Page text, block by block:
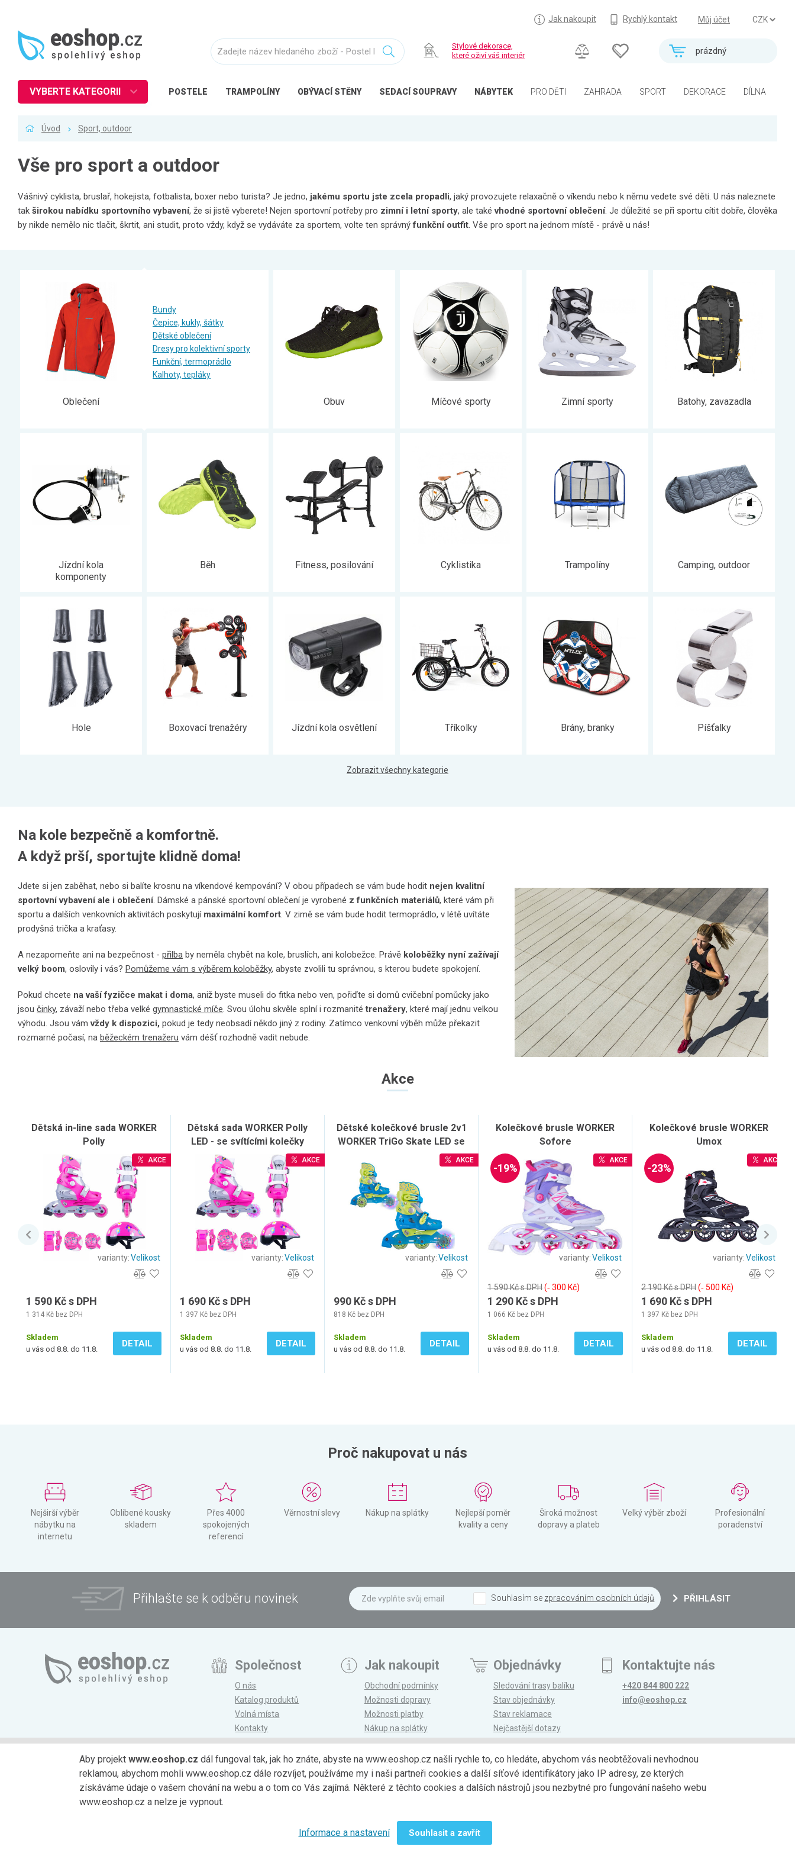
Můj účet
Jak nakoupit Rychlý kontakt
prázdný
Stylové dekorace,
které oživí váš interiér
POSTELE TRAMPOLÍNY OBÝVACÍ STĚNY SEDACÍ SOUPRAVY NÁBYTEK PRO DĚTI ZAHRADA SPORT DEKORACE DÍLNA
VYBERTE KATEGORII
Obývací pokoj
Dětské zboží
Předsíň a chodba
Balkon a terasa
Dílna
Auto-moto
Dekorace
Textil, koberce
Trampolíny
Úvod Sport, outdoor
Vše pro sport a outdoor
Vášnivý cyklista, bruslař, hokejista, fotbalista, boxer nebo turista? Je jedno, jakému sportu jste zcela propadli, jaký provozujete relaxačně o víkendu nebo k němu vedete své děti. U nás naleznete
tak širokou nabídku sportovního vybavení, že si jistě vyberete! Nejen sportovní potřeby pro zimní i letní sporty, ale také vhodné sportovní oblečení. Je důležité se při sportu cítit dobře, člověka
by nikde nemělo nic tlačit, škrtit, ani studit, proto vždy, když se vydáváte za sportem, volte ten správnýfunkční outfit. Vše pro sport na jednom místě - právě u nás!
Oblečení
Bundy
Čepice, kukly, šátky
Dětské oblečení
Dresy pro kolektivní sporty
Funkční, termoprádlo
Kalhoty, tepláky
Obuv Míčové sporty Zimní sporty Batohy, zavazadla
Jízdní kola
komponenty
Běh Fitness, posilování Cyklistika Trampolíny Camping, outdoor
Hole Boxovací trenažéry Jízdní kola osvětlení Tříkolky Brány, branky Píšťalky
Zobrazit všechny kategorie
Na kole bezpečně a komfortně.
A když prší, sportujte klidně doma!
Jdete si jen zaběhat, nebo si balíte krosnu na víkendové kempování? V obou případech se vám bude hodit nejen kvalitní
sportovní vybavení ale i oblečení. Dámské a pánské sportovní oblečení je vyrobené z funkčních materiálů, které vám při
sportu a dalších venkovních aktivitách poskytují maximální komfort. V zimě se vám bude hodit termoprádlo, v létě uvítáte
prodyšná trička a kraťasy.
A nezapomeňte ani na bezpečnost - přilba by neměla chybět na kole, bruslích, ani kolobežce. Právě koloběžky nyní zažívají
velký boom, oslovily i vás? Pomůžeme vám s výběrem koloběžky, abyste zvolili tu správnou, s kterou budete spokojení.
Pokud chcete na vaší fyzičce makat i doma, aniž byste museli do fitka nebo ven, pořiďte si domů cvičební pomůcky jako
jsou činky, závaží nebo třeba velké gymnastické míče. Svou úlohu skvěle splní i rozmanitétrenažery, které mají jednu velkou
výhodu. Jsou vámvždy k dispozici, pokud je tedy neobsadí někdo jiný z rodiny. Zatímco venkovní výběh může překazit
rozmarné počasí, na běžeckém trenažeru vám déšť rozhodně vadit nebude.
Akce
Dětská in-line sada WORKER
Polly
AKCE
varianty:Velikost
1 590 Kč s DPH
1 314 Kč bez DPH
Skladem
u vás od 8.8. do 11.8.
DETAIL
Dětská sada WORKER Polly
LED - se svítícími kolečky
AKCE
varianty:Velikost
1 690 Kč s DPH
1 397 Kč bez DPH
Skladem
u vás od 8.8. do 11.8.
DETAIL
Dětské kolečkové brusle 2v1
WORKER TriGo Skate LED se
AKCE
varianty:Velikost
990 Kč s DPH
818 Kč bez DPH
Skladem
u vás od 8.8. do 11.8.
DETAIL
Kolečkové brusle WORKER
Sofore
AKCE
-19%
varianty:Velikost
1 590 Kč s DPH(‐ 300 Kč)
1 290 Kč s DPH
1 066 Kč bez DPH
Skladem
u vás od 8.8. do 11.8.
DETAIL
Kolečkové brusle WORKER
Umox
AKCE
-23%
varianty:Velikost
2 190 Kč s DPH(‐ 500 Kč)
1 690 Kč s DPH
1 397 Kč bez DPH
Skladem
u vás od 8.8. do 11.8.
DETAIL
Proč nakupovat u nás
Nejširší výběr
nábytku na
internetu
Oblíbené kousky
skladem
Přes 4000
spokojených
referencí
Věrnostní slevy Nákup na splátky
Nejlepší poměr
kvality a ceny
Široká možnost
dopravy a plateb
Velký výběr zboží
Profesionální
poradenství
Přihlašte se k odběru novinek Souhlasím se zpracováním osobních údajů PŘIHLÁSIT
Společnost
O nás
Katalog produktů
Volná místa
Kontakty
Magazín
Jak nakoupit
Obchodní podmínky
Možnosti dopravy
Možnosti platby
Nákup na splátky
Reklamace a vrácení
Objednávky
Sledování trasy balíku
Stav objednávky
Stav reklamace
Nejčastější dotazy
Kontaktujte nás
+420 844 800 222
info@eoshop.cz
Možnosti platby Možnosti dopravy Partneři
Aby projektwww.eoshop.cz dál fungoval tak, jak ho znáte, abyste na www.eoshop.cz našli rychle to, co hledáte, abychom vás neobtěžovali nevhodnou
reklamou, abychom mohli www.eoshop.cz dále rozvíjet, používáme my i naši partneři cookies a další síťové identifikátory jako IP adresy, ze kterých
získáváme údaje o vašem chování na webu a o tom co Vás zajímá. Některé z těchto cookies a dalších nástrojů jsou nezbytné pro fungování našeho webu
www.eoshop.cz a nelze je vypnout.
Informace a nastavení Souhlasit a zavřít